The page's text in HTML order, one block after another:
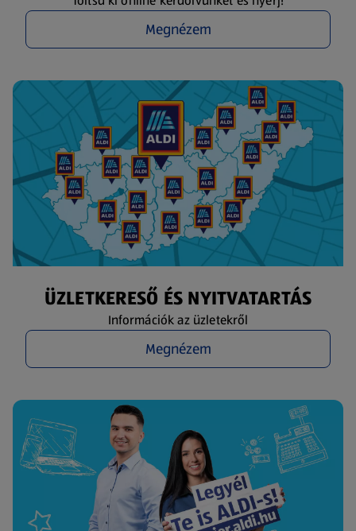
Megnézem
ÜZLETKERESŐ ÉS NYITVATARTÁS
Információk az üzletekről
Megnézem